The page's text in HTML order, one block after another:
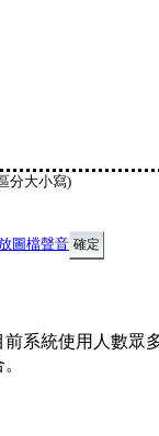
分大小寫)
圖檔聲音
系統使用人數眾